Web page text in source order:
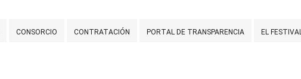
CONSORCIO CONTRATACIÓN PORTAL DE TRANSPARENCIA EL FESTIVAL